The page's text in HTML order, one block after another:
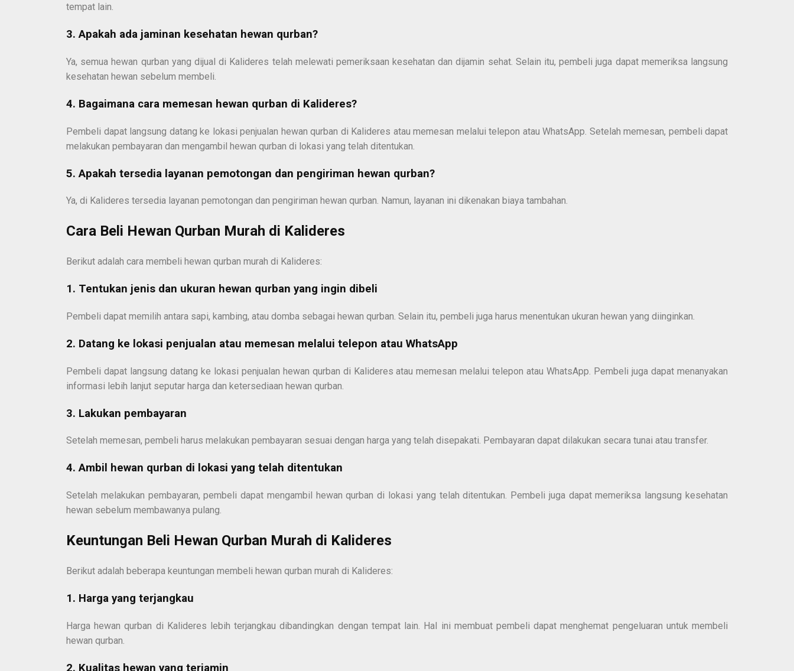
tempat lain.
3. Apakah ada jaminan kesehatan hewan qurban?
Ya, semua hewan qurban yang dijual di Kalideres telah melewati pemeriksaan kesehatan dan dijamin sehat. Selain itu, pembeli juga dapat memeriksa langsung
kesehatan hewan sebelum membeli.
4. Bagaimana cara memesan hewan qurban di Kalideres?
Pembeli dapat langsung datang ke lokasi penjualan hewan qurban di Kalideres atau memesan melalui telepon atau WhatsApp. Setelah memesan, pembeli dapat
melakukan pembayaran dan mengambil hewan qurban di lokasi yang telah ditentukan.
5. Apakah tersedia layanan pemotongan dan pengiriman hewan qurban?
Ya, di Kalideres tersedia layanan pemotongan dan pengiriman hewan qurban. Namun, layanan ini dikenakan biaya tambahan.
Cara Beli Hewan Qurban Murah di Kalideres
Berikut adalah cara membeli hewan qurban murah di Kalideres:
1. Tentukan jenis dan ukuran hewan qurban yang ingin dibeli
Pembeli dapat memilih antara sapi, kambing, atau domba sebagai hewan qurban. Selain itu, pembeli juga harus menentukan ukuran hewan yang diinginkan.
2. Datang ke lokasi penjualan atau memesan melalui telepon atau WhatsApp
Pembeli dapat langsung datang ke lokasi penjualan hewan qurban di Kalideres atau memesan melalui telepon atau WhatsApp. Pembeli juga dapat menanyakan
informasi lebih lanjut seputar harga dan ketersediaan hewan qurban.
3. Lakukan pembayaran
Setelah memesan, pembeli harus melakukan pembayaran sesuai dengan harga yang telah disepakati. Pembayaran dapat dilakukan secara tunai atau transfer.
4. Ambil hewan qurban di lokasi yang telah ditentukan
Setelah melakukan pembayaran, pembeli dapat mengambil hewan qurban di lokasi yang telah ditentukan. Pembeli juga dapat memeriksa langsung kesehatan
hewan sebelum membawanya pulang.
Keuntungan Beli Hewan Qurban Murah di Kalideres
Berikut adalah beberapa keuntungan membeli hewan qurban murah di Kalideres:
1. Harga yang terjangkau
Harga hewan qurban di Kalideres lebih terjangkau dibandingkan dengan tempat lain. Hal ini membuat pembeli dapat menghemat pengeluaran untuk membeli
hewan qurban.
2. Kualitas hewan yang terjamin